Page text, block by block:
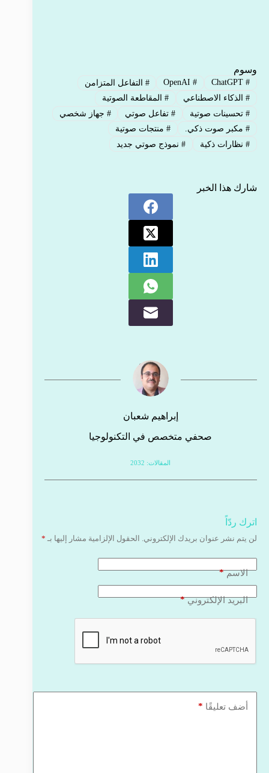
وسوم
#
ChatGPT
#
OpenAI
# التفاعل المتزامن
#الذكاء الاصطناعي #المقاطعة الصوتية
#تحسينات صوتية #تفاعل صوتي # جهاز شخصي
#مكبر صوت ذكي. #منتجات صوتية
#نظارات ذكية #نموذج صوتي جديد
شارك هذا الخبر
إبراهيم شعبان
صحفي متخصص في التكنولوجيا
المقالات: 2032
اترك ردّاً
لن يتم نشر عنوان بريدك الإلكتروني. الحقول الإلزامية مشار إليها بـ *
الاسم*
البريد الإلكتروني*
أضف تعليقًا *